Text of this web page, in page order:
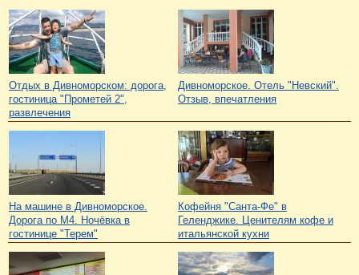
Отдых в Дивноморском: дорога,
гостиница "Прометей 2",
развлечения
Дивноморское. Отель "Невский".
Отзыв, впечатления
На машине в Дивноморское.
Дорога по М4. Ночёвка в
гостинице "Терем"
Кофейня "Санта-Фе" в
Геленджике. Ценителям кофе и
итальянской кухни